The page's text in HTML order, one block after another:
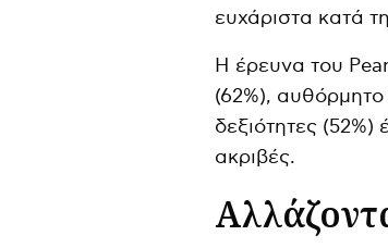
ευχάριστα κατά
Η έρευνα του
(62%), αυθόρμητο
δεξιότητες
ακριβές.